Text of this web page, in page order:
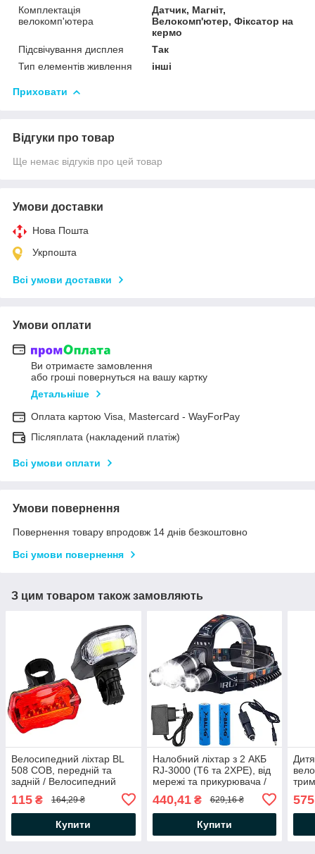
Комплектація
велокомп'ютера
Датчик, Магніт,
Велокомп'ютер, Фіксатор на
кермо
Підсвічування дисплея
Так
Тип елементів живлення
інші
Приховати
Відгуки про товар
Ще немає відгуків про цей товар
Умови доставки
Нова Пошта
Укрпошта
Всі умови доставки
Умови оплати
Ви отримаєте замовлення
або гроші повернуться на вашу картку
Детальніше
Оплата картою Visa, Mastercard - WayForPay
Післяплата (накладений платіж)
Всі умови оплати
Умови повернення
Повернення товару впродовж 14 днів безкоштовно
Всі умови повернення
З цим товаром також замовляють
Велосипедний ліхтар BL
508 COB, передній та
задній / Велосипедний
стопом
115 ₴ 164,29 ₴
Купити
Налобний ліхтар з 2 АКБ
RJ-3000 (Т6 та 2XPE), від
мережі та прикурювача /
Акумуляторний ліхтарик
на голову
440,41₴ 629,16 ₴
Купити